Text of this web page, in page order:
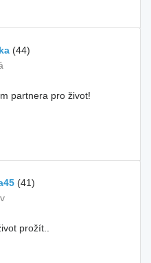
(44)
partnera pro život!
(41)
prožít..